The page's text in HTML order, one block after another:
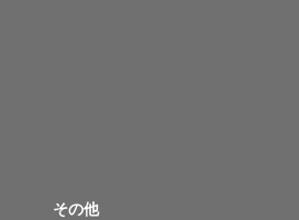
その他